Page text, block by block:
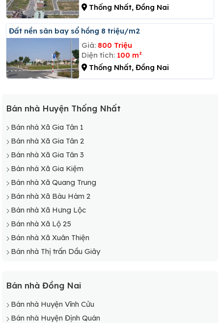
Thống Nhất, Đồng Nai
đất nền sân bay sổ hồng 8 triệu/m2
Giá: 800 Triệu
Diện tích: 100 m²
Thống Nhất, Đồng Nai
Bán nhà Huyện Thống Nhất
Bán nhà Xã Gia Tân 1
Bán nhà Xã Gia Tân 2
Bán nhà Xã Gia Tân 3
Bán nhà Xã Gia Kiệm
Bán nhà Xã Quang Trung
Bán nhà Xã Bàu Hàm 2
Bán nhà Xã Hưng Lộc
Bán nhà Xã Lộ 25
Bán nhà Xã Xuân Thiện
Bán nhà Thị trấn Dầu Giây
Bán nhà Đồng Nai
Bán nhà Huyện Vĩnh Cửu
Bán nhà Huyện Định Quán